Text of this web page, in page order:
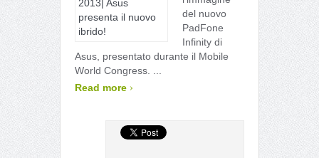
del nuovo
PadFone
Infinity di
Asus, presentato durante il Mobile
World Congress. ...
Read more ›